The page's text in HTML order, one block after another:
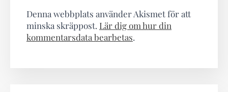
Denna webbplats använder Akismet för att
minska skräppost. Lär dig om hur din
kommentarsdata bearbetas.